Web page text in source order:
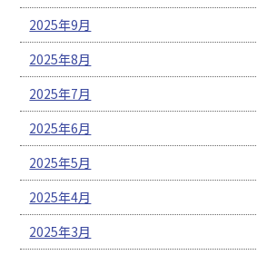
2025年9月
2025年8月
2025年7月
2025年6月
2025年5月
2025年4月
2025年3月